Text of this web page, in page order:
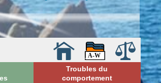
Troubles du
comportement